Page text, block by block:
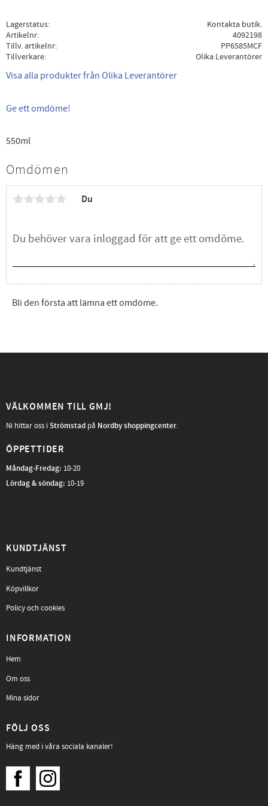
Lagerstatus
Kontakta butik.
Artikelnr
4092198
Tillv. artikelnr
PP6585MCF
Tillverkare
Olika Leverantörer
Visa alla produkter från Olika Leverantörer
Ge ett omdöme!
550ml
Omdömen
Du
Bli den första att lämna ett omdöme.
VÄLKOMMEN TILL GMJ!
Ni hittar oss iStrömstad på Nordby shoppingcenter.
ÖPPETTIDER
Måndag-Fredag: 10-20
Lördag & söndag: 10-19
KUNDTJÄNST
Kundtjänst
Köpvillkor
Policy och cookies
INFORMATION
Hem
Om oss
Mina sidor
FÖLJ OSS
Häng med i våra sociala kanaler!